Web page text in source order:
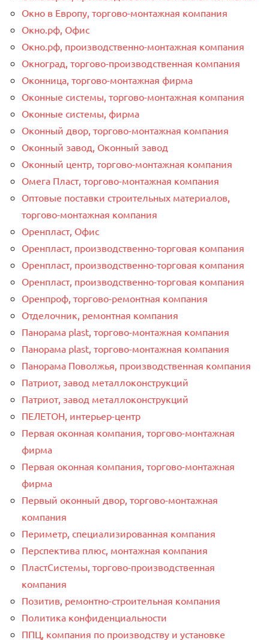
Окно в Европу, торгово-монтажная компания
Окно.рф, Офис
Окно.рф, производственно-монтажная компания
Окноград, торгово-производственная компания
Оконница, торгово-монтажная фирма
Оконные системы, торгово-монтажная компания
Оконные системы, фирма
Оконный двор, торгово-монтажная компания
Оконный завод, Оконный завод
Оконный центр, торгово-монтажная компания
Омега Пласт, торгово-монтажная компания
Оптовые поставки строительных материалов,
торгово-монтажная компания
Оренпласт, Офис
Оренпласт, производственно-торговая компания
Оренпласт, производственно-торговая компания
Оренпласт, производственно-торговая компания
Оренпроф, торгово-ремонтная компания
Отделочник, ремонтная компания
Панорама plast, торгово-монтажная компания
Панорама plast, торгово-монтажная компания
Панорама Поволжья, производственная компания
Патриот, завод металлоконструкций
Патриот, завод металлоконструкций
ПЕЛЕТОН, интерьер-центр
Первая оконная компания, торгово-монтажная
фирма
Первая оконная компания, торгово-монтажная
фирма
Первый оконный двор, торгово-монтажная
компания
Периметр, специализированная компания
Перспектива плюс, монтажная компания
ПластСистемы, торгово-производственная
компания
Позитив, ремонтно-строительная компания
Политика конфиденциальности
ППЦ, компания по производству и установке